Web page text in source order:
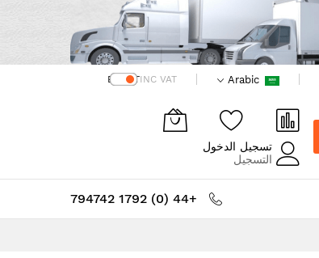
Arabic
INC VAT
EX VAT
تسجيل الدخول
التسجيل
+44 (0) 1792 794742